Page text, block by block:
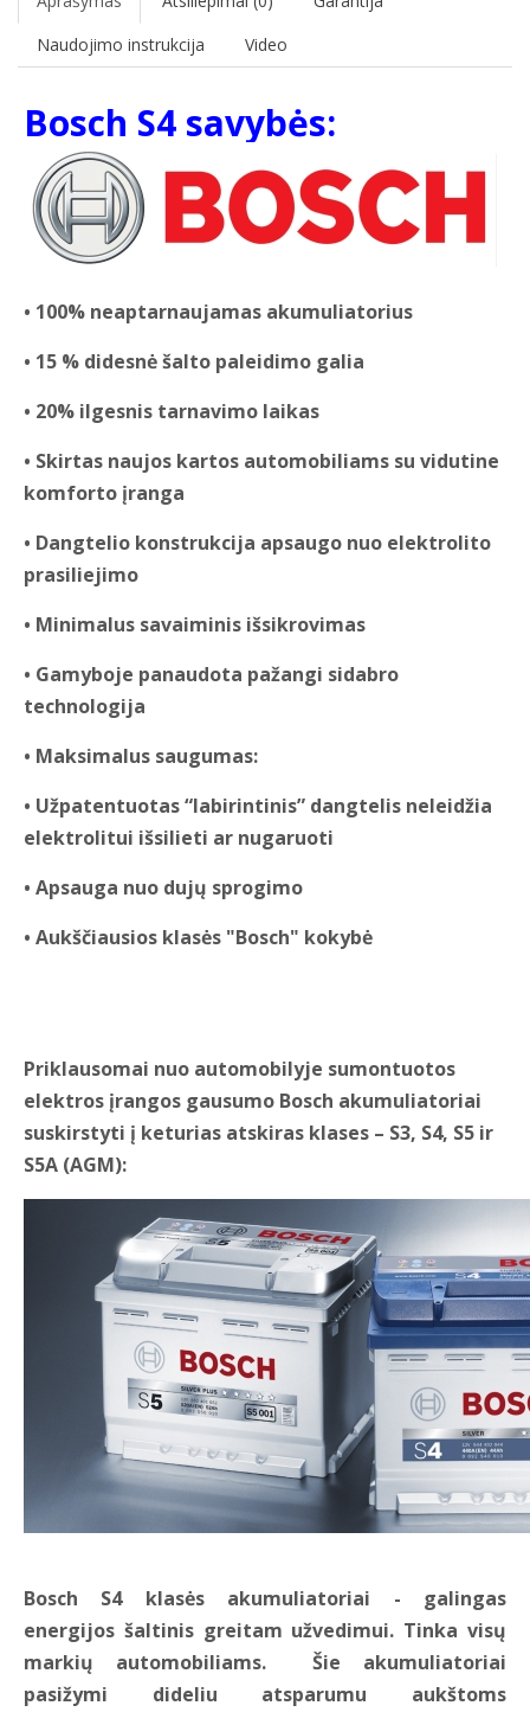
Naudojimo instrukcija
Video
Bosch S4 savybės:
• 100% neaptarnaujamas akumuliatorius
• 15 % didesnė šalto paleidimo galia
• 20% ilgesnis tarnavimo laikas
• Skirtas naujos kartos automobiliams su vidutine
komforto įranga
• Dangtelio konstrukcija apsaugo nuo elektrolito
prasiliejimo
• Minimalus savaiminis išsikrovimas
• Gamyboje panaudota pažangi sidabro
technologija
• Maksimalus saugumas:
• Užpatentuotas “labirintinis” dangtelis neleidžia
elektrolitui išsilieti ar nugaruoti
• Apsauga nuo dujų sprogimo
• Aukščiausios klasės "Bosch" kokybė
Priklausomai nuo automobilyje sumontuotos
elektros įrangos gausumo Bosch akumuliatoriai
suskirstyti į keturias atskiras klases – S3, S4, S5 ir
S5A (AGM):
Bosch S4 klasės akumuliatoriai - galingas
energijos šaltinis greitam užvedimui. Tinka visų
markių automobiliams. Šie akumuliatoriai
pasižymi dideliu atsparumu aukštoms